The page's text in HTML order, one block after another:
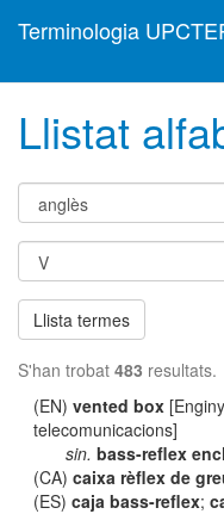
Terminologia
Llistat
Llista termes
S'han trobat 483 resultats.
(EN)vented box
telecomunicacions]
sin. bass-reflex
(CA)caixa rèflex de
(ES)caja bass-reflex;